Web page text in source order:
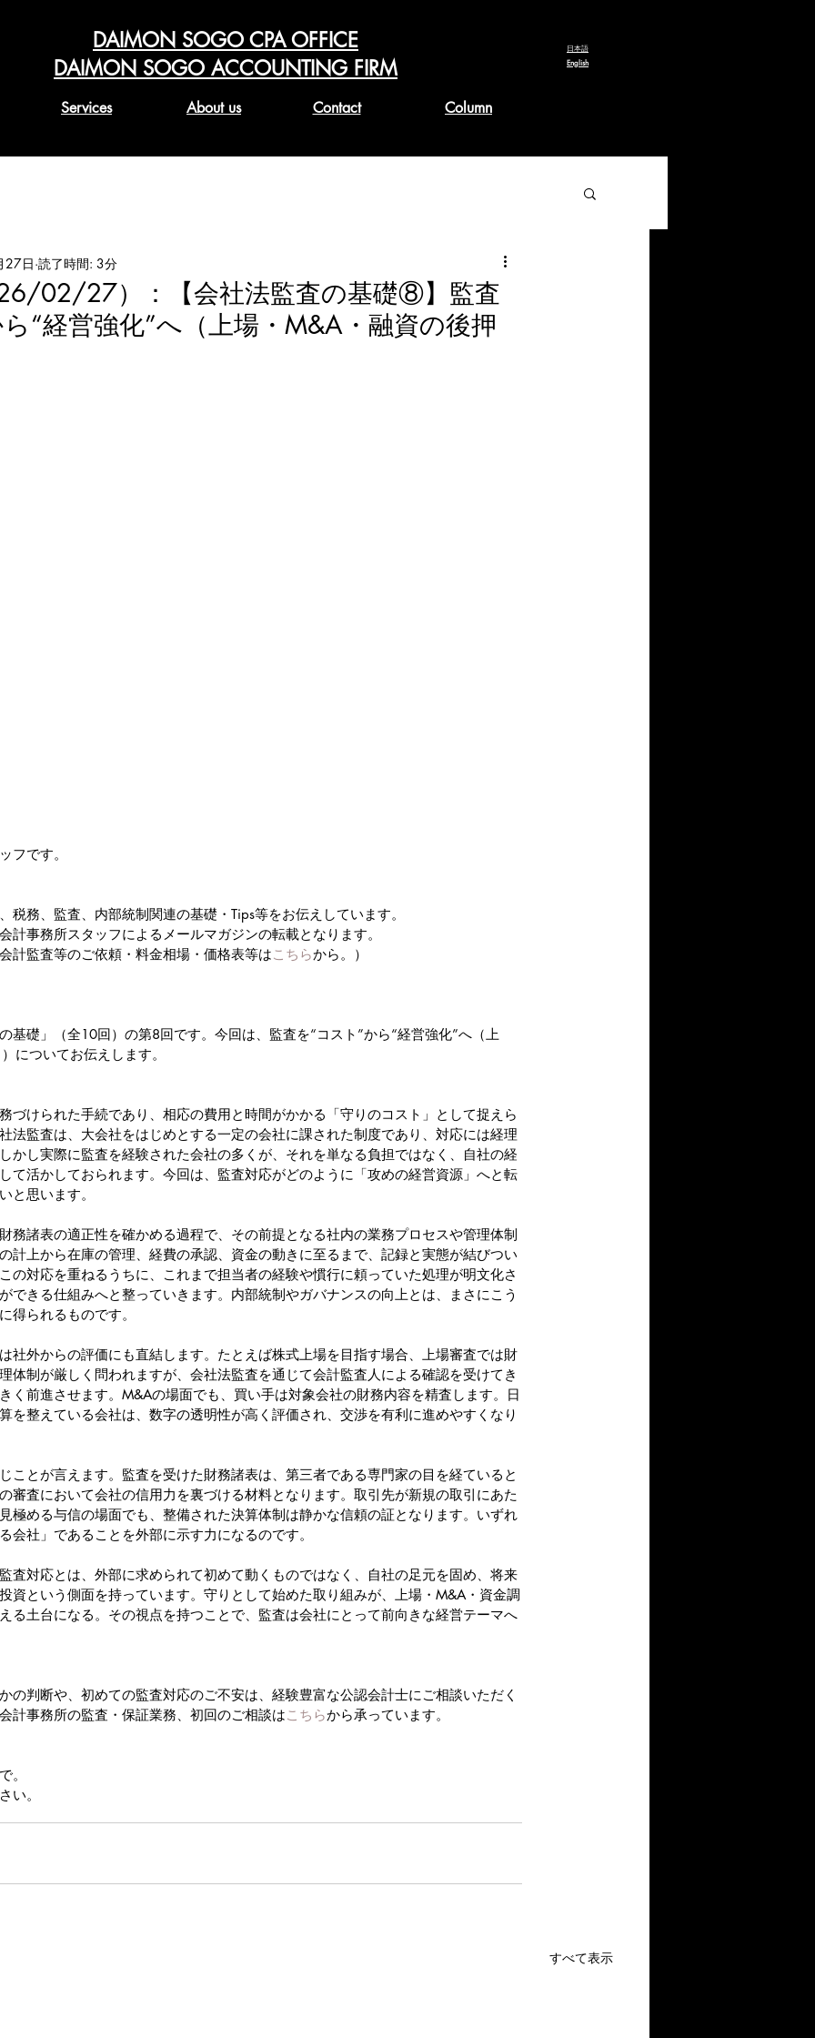
DAIMON SOGO CPA OFFICE
DAIMON SOGO ACCOUNTING FIRM
Services About us Contact Column
​日本語
English
02/27）：【会社法監査の基礎⑧】監査
“経営強化”へ（上場・M&A・融資の後押
27日 読了時間: 3分
フです。
税務、監査、内部統制関連の基礎・Tips等をお伝えしています。
計事務所スタッフによるメールマガジンの転載となります。
計監査等のご依頼・料金相場・価格表等はこちらから。）
基礎」（全10回）の第8回です。今回は、監査を“コスト”から“経営強化”へ（上
についてお伝えします。
づけられた手続であり、相応の費用と時間がかかる「守りのコスト」として捉えら
法監査は、大会社をはじめとする一定の会社に課された制度であり、対応には経理
かし実際に監査を経験された会社の多くが、それを単なる負担ではなく、自社の経
て活かしておられます。今回は、監査対応がどのように「攻めの経営資源」へと転
と思います。
務諸表の適正性を確かめる過程で、その前提となる社内の業務プロセスや管理体制
計上から在庫の管理、経費の承認、資金の動きに至るまで、記録と実態が結びつい
の対応を重ねるうちに、これまで担当者の経験や慣行に頼っていた処理が明文化さ
できる仕組みへと整っていきます。内部統制やガバナンスの向上とは、まさにこう
得られるものです。
社外からの評価にも直結します。たとえば株式上場を目指す場合、上場審査では財
体制が厳しく問われますが、会社法監査を通じて会計監査人による確認を受けてき
く前進させます。M&Aの場面でも、買い手は対象会社の財務内容を精査します。日
を整えている会社は、数字の透明性が高く評価され、交渉を有利に進めやすくなり
ことが言えます。監査を受けた財務諸表は、第三者である専門家の目を経ていると
審査において会社の信用力を裏づける材料となります。取引先が新規の取引にあた
極める与信の場面でも、整備された決算体制は静かな信頼の証となります。いずれ
会社」であることを外部に示す力になるのです。
査対応とは、外部に求められて初めて動くものではなく、自社の足元を固め、将来
資という側面を持っています。守りとして始めた取り組みが、上場・M&A・資金調
る土台になる。その視点を持つことで、監査は会社にとって前向きな経営テーマへ
の判断や、初めての監査対応のご不安は、経験豊富な公認会計士にご相談いただく
計事務所の監査・保証業務、初回のご相談はこちらから承っています。
。
い。
すべて表示